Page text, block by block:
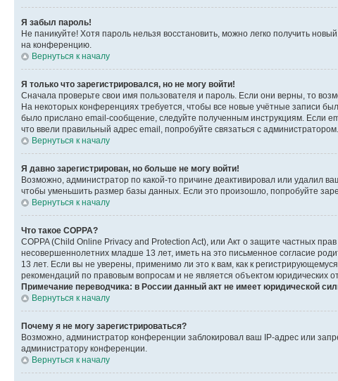
Я забыл пароль!
Не паникуйте! Хотя пароль нельзя восстановить, можно легко получить
на конференцию.
Вернуться к началу
Я только что зарегистрировался, но не могу войти!
Сначала проверьте свои имя пользователя и пароль. Если они верны, то
На некоторых конференциях требуется, чтобы все новые учётные записи
было прислано email-сообщение, следуйте полученным инструкциям. Если
что ввели правильный адрес email, попробуйте связаться с администратором.
Вернуться к началу
Я давно зарегистрирован, но больше не могу войти!
Возможно, администратор по какой-то причине деактивировал или удалил
чтобы уменьшить размер базы данных. Если это произошло, попробуйте
Вернуться к началу
Что такое COPPA?
COPPA (Child Online Privacy and Protection Act), или Акт о защите частных
несовершеннолетних младше 13 лет, иметь на это письменное согласие
13 лет. Если вы не уверены, применимо ли это к вам, как к
рекомендаций по правовым вопросам и не является объектом юридических
Примечание переводчика: в России данный акт не имеет юридической
Вернуться к началу
Почему я не могу зарегистрироваться?
Возможно, администратор конференции заблокировал ваш IP-адрес или
администратору конференции.
Вернуться к началу